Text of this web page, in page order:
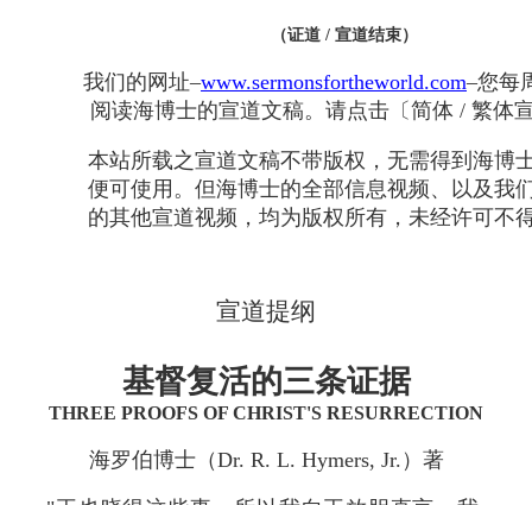
（证道 / 宣道结束）
我们的网址–www.sermonsfortheworld.com–您每
阅读海博士的宣道文稿。请点击〔简体 / 繁体
本站所载之宣道文稿不带版权，无需得到海博
便可使用。但海博士的全部信息视频、以及我
的其他宣道视频，均为版权所有，未经许可不
宣道提纲
基督复活的三条证据
THREE PROOFS OF CHRIST'S RESURRECTION
海罗伯博士（Dr. R. L. Hymers, Jr.）著